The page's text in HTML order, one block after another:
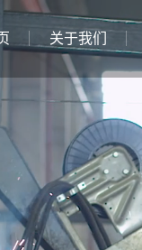
关于我们